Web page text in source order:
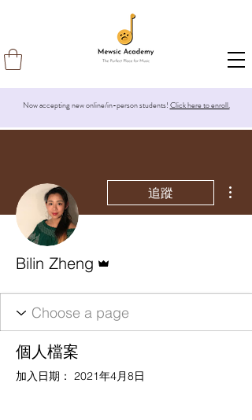
Now accepting new online/in-person students! Click here to enroll.
追蹤
Bilin Zheng
個人檔案
加入日期： 2021年4月8日